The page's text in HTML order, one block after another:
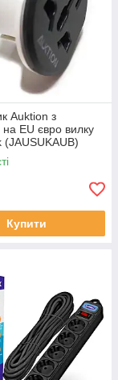
Auktion з
EU євро вилку
(JAUSUKAUB)
Купити